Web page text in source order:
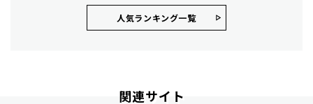
人気ランキング⼀覧
関連サイト